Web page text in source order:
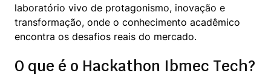
laboratório vivo de protagonismo, inovação e
transformação, onde o conhecimento acadêmico
encontra os desafios reais do mercado.
O que é o Hackathon Ibmec Tech?